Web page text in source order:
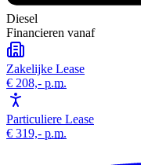
Diesel
Financieren vanaf
Zakelijke Lease
€ 208,- p.m.
Particuliere Lease
€ 319,- p.m.